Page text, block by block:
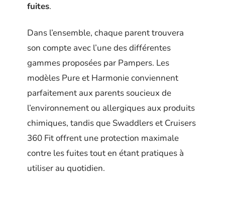
fuites.
Dans l’ensemble, chaque parent trouvera
son compte avec l’une des différentes
gammes proposées par Pampers. Les
modèles Pure et Harmonie conviennent
parfaitement aux parents soucieux de
l’environnement ou allergiques aux produits
chimiques, tandis que Swaddlers et Cruisers
360 Fit offrent une protection maximale
contre les fuites tout en étant pratiques à
utiliser au quotidien.